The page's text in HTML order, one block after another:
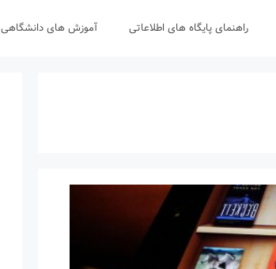
راهنمای پایگاه های اطلاعاتی آموزش های دانشگاهی